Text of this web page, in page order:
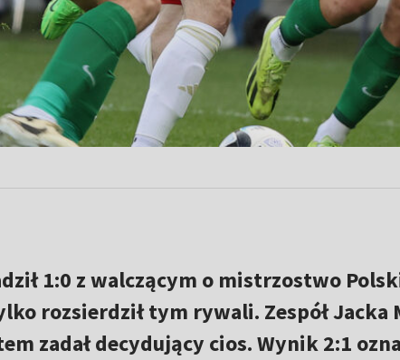
1:0 z walczącym o mistrzostwo
rozsierdził tym rywali. Zespół Jacka
zadał decydujący cios. Wynik 2:1